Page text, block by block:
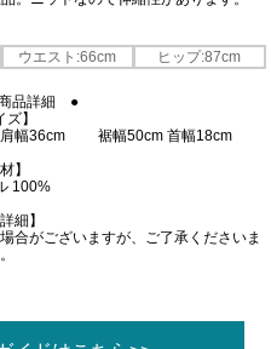
ウエスト:66cm ヒップ:87cm
品詳細 ●
ズ】
肩幅36cm 裾幅50cm 首幅18cm
】
100%
細】
合がございますが、ご了承くださいま